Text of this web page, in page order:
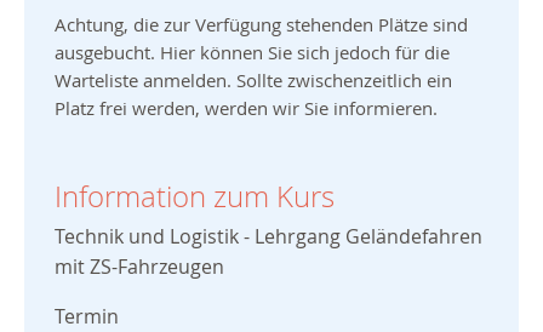
Achtung, die zur Verfügung stehenden Plätze sind
ausgebucht. Hier können Sie sich jedoch für die
Warteliste anmelden. Sollte zwischenzeitlich ein
Platz frei werden, werden wir Sie informieren.
Information zum Kurs
Technik und Logistik - Lehrgang Geländefahren
mit ZS-Fahrzeugen
Termin